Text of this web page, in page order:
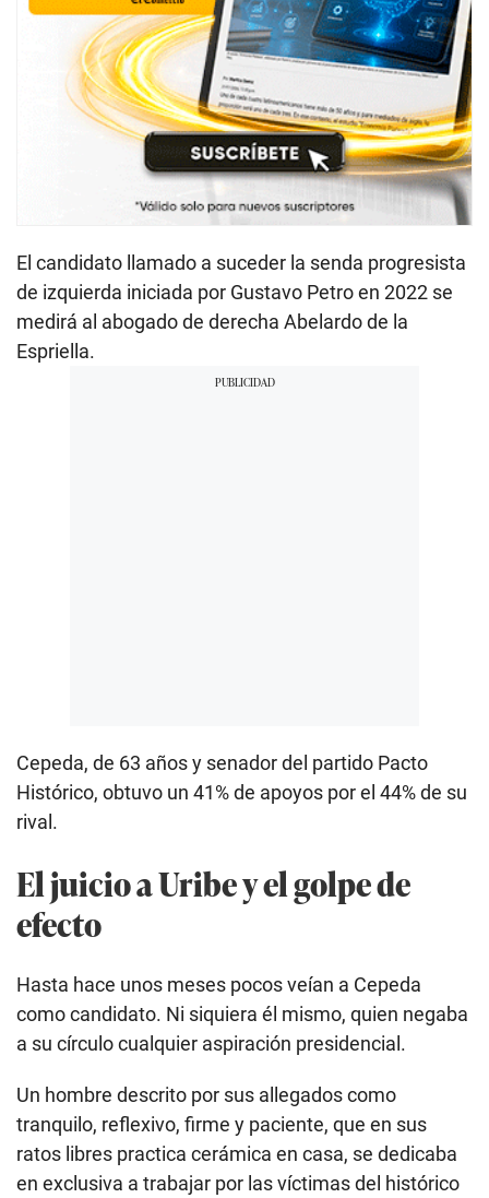
El candidato llamado a suceder la senda progresista
de izquierda iniciada por Gustavo Petro en 2022 se
medirá al abogado de derecha Abelardo de la
Espriella.
Cepeda, de 63 años y senador del partido Pacto
Histórico, obtuvo un 41% de apoyos por el 44% de su
rival.
El juicio a Uribe y el golpe de
efecto
Hasta hace unos meses pocos veían a Cepeda
como candidato. Ni siquiera él mismo, quien negaba
a su círculo cualquier aspiración presidencial.
Un hombre descrito por sus allegados como
tranquilo, reflexivo, firme y paciente, que en sus
ratos libres practica cerámica en casa, se dedicaba
en exclusiva a trabajar por las víctimas del histórico